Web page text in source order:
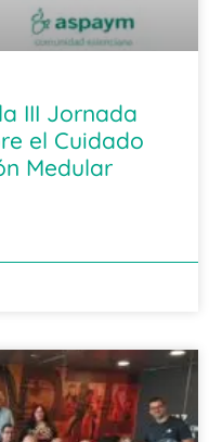
III Jornada
el Cuidado
Medular